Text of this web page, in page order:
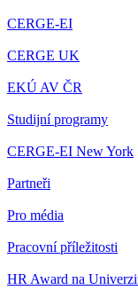
CERGE-EI
CERGE UK
EKÚ AV ČR
Studijní programy
CERGE-EI New York
Partneři
Pro média
Pracovní příležitosti
HR Award na